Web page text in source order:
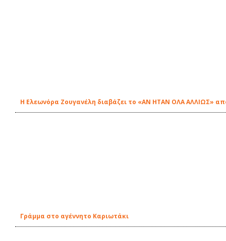
Η Ελεωνόρα Ζουγανέλη διαβάζει το «ΑΝ ΗΤΑΝ ΟΛΑ ΑΛΛΙΩΣ»
Γράμμα στο αγέννητο Καριωτάκι